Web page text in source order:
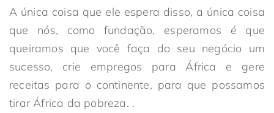
A única coisa que ele espera disso, a única coisa
que nós, como fundação, esperamos é que
queiramos que você faça do seu negócio um
sucesso, crie empregos para África e gere
receitas para o continente, para que possamos
tirar África da pobreza. .